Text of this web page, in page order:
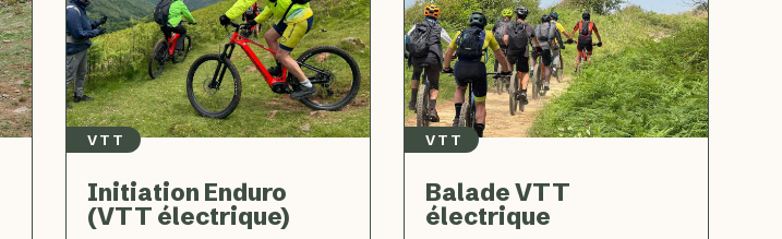
VTT
Initiation Enduro
(VTT électrique)
VTT
Balade VTT
électrique